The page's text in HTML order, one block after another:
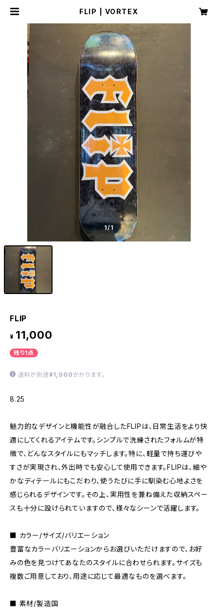
FLIP | VORTEX
1/1
FLIP
¥ 11,000
残り1点
送料が別途 ¥1,000 かかります。
8.25
魅力的なデザインと機能性が融合したFLIPは、日常生活をより快
適にしてくれるアイテムです。シンプルで洗練されたフォルムが特
徴で、どんなスタイルにもマッチします。特に、軽量で持ち運びや
すさが実現され、外出時でも安心して使用できます。FLIPは、細や
かなディテールにもこだわり、使うたびに手に馴染む心地よさを
感じられるデザインです。その上、実用性を兼ね備えた収納スペー
スも十分に設けられていますので、様々なシーンで活躍します。
■ カラー/サイズ/バリエーション
豊富なカラーバリエーションからお選びいただけますので、お好
みの色を見つけてあなたのスタイルに合わせられます。サイズも
複数ご用意しており、用途に応じて最適なものを選べます。
■ 素材/製造国